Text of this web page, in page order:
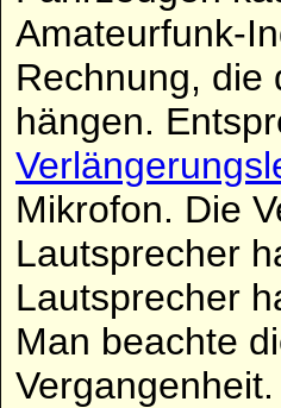
Amateurfunk-
Rechnung,
hängen.
Mikrofon. Die
Lautsprecher
Lautsprecher
Man beachte
Vergangenheit.